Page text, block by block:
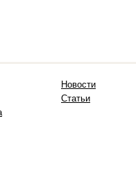
Новости
Статьи